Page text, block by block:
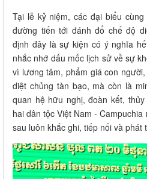
Tại lễ kỷ niệm, các đại biểu
đường tiến tới đánh đổ chế độ
định đây là sự kiện có ý nghĩa
nhắc nhớ dấu mốc lịch sử về sự
vì lương tâm, phẩm giá con
diệt chủng tàn bạo, mà còn là
quan hệ hữu nghị, đoàn kết,
hai dân tộc Việt Nam -
sau luôn khắc ghi, tiếp nối và phát